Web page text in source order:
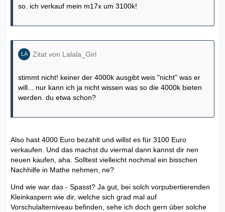
so. ich verkauf mein m17x um 3100k!
Zitat von Lalala_Girl
stimmt nicht! keiner der 4000k ausgibt weis "nicht" was er
will... nur kann ich ja nicht wissen was so die 4000k bieten
werden. du etwa schon?
Also hast 4000 Euro bezahlt und willst es für 3100 Euro
verkaufen. Und das machst du viermal dann kannst dir nen
neuen kaufen, aha. Solltest vielleicht nochmal ein bisschen
Nachhilfe in Mathe nehmen, ne?
Und wie war das - Spasst? Ja gut, bei solch vorpubertierenden
Kleinkaspern wie dir, welche sich grad mal auf
Vorschulalterniveau befinden, sehe ich doch gern über solche